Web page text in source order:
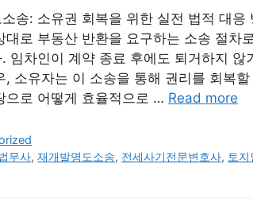
송: 소유권 회복을 위한 실전 법적 대
대로 부동산 반환을 요구하는 소송 절차
임차인이 계약 종료 후에도 퇴거하지
, 소유자는 이 소송을 통해 권리를 회복
으로 어떻게 효율적으로 … Read more
무사,재개발명도소송, 전세사기전문변호사, 토